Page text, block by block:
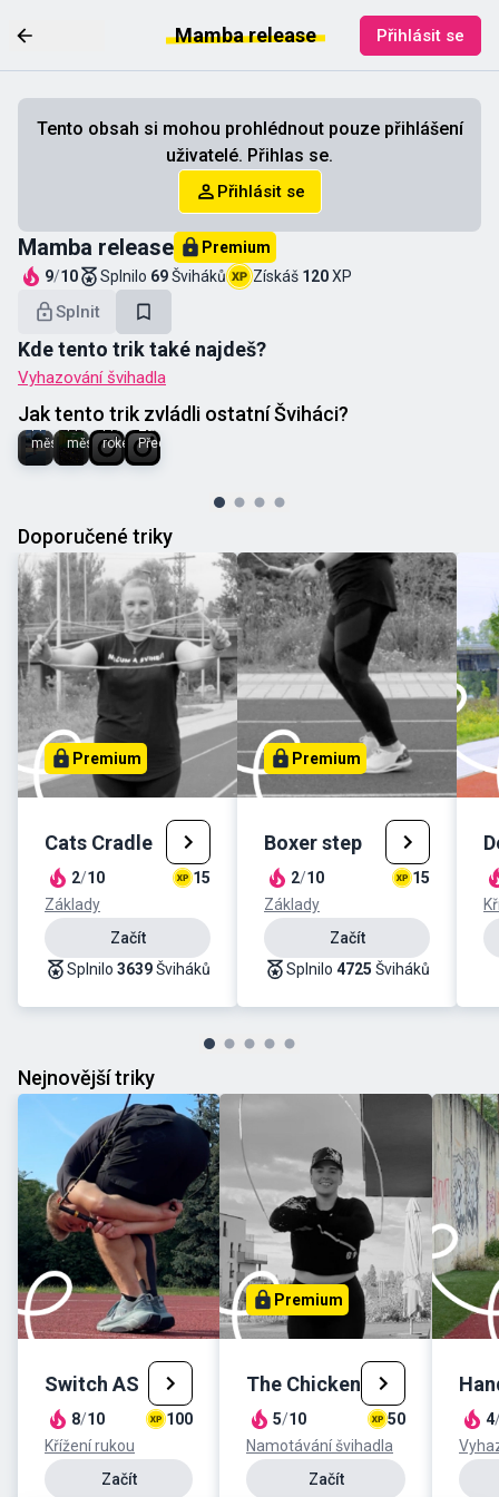
Mamba release Přihlásit se
Tento obsah si mohou prohlédnout pouze přihlášení
uživatelé. Přihlas se.
Přihlásit se
Mamba release
Premium
9/10 Splnilo 69Šviháků Získáš 120XP
Splnit
Kde tento trik také najdeš?
Vyhazování švihadla
Jak tento trik zvládli ostatní Šviháci?
ŠviHanka
Před 2
měsíci
🍀
Marťa
🍀💛
Před 8
měsíci
Denisa
H.
Před
rokem
Jana
Lacenová
Před rokem
Doporučené triky
Premium
Cats Cradle
2/10
15
Základy
Začít
Splnilo 3639Šviháků
Premium
Boxer step
2/10
15
Základy
Začít
Splnilo 4725 Šviháků
Nejnovější triky
Switch AS
8/10
100
Křížení rukou
Začít
Premium
The Chicken
5/10
50
Namotávání švihadla
Začít
4